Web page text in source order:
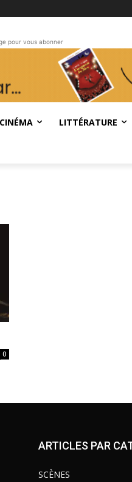
pour vous abonner
CINÉMA LITTÉRATURE
0
ARTICLES PAR
SCÈNES